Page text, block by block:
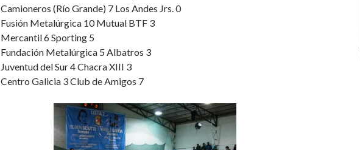
Camioneros (Río Grande) 7 Los Andes Jrs. 0
Fusión Metalúrgica 10 Mutual BTF 3
Mercantil 6 Sporting 5
Fundación Metalúrgica 5 Albatros 3
Juventud del Sur 4 Chacra XIII 3
Centro Galicia 3 Club de Amigos 7